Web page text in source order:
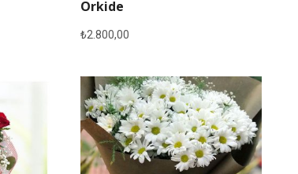
Orkide
₺2.800,00